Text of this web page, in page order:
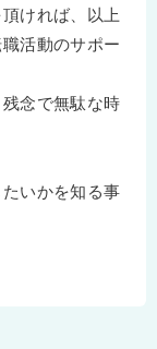
ければ、以上
活動のサポー
念で無駄な時
いかを知る事